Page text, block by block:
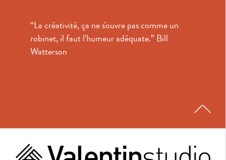
“La créativité, ça ne s'ouvre pas comme un
robinet, il faut l'humeur adéquate.” Bill
Watterson